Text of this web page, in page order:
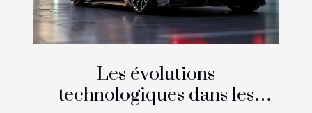
Les évolutions
technologiques dans les